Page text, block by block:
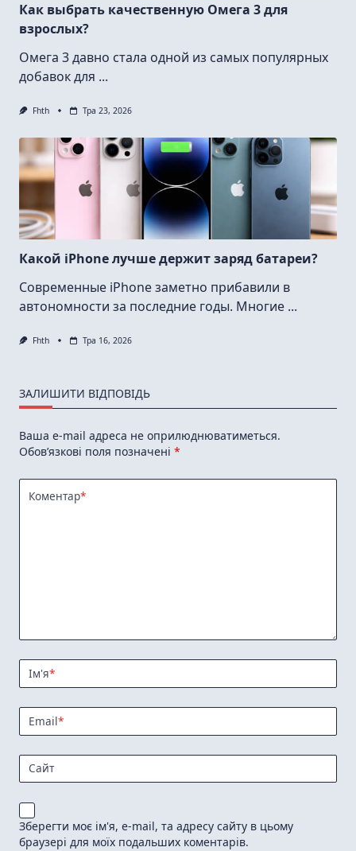
Как выбрать качественную Омега 3 для
взрослых?
Омега 3 давно стала одной из самых популярных
добавок для ...
Fhth Тра 23, 2026
Какой iPhone лучше держит заряд батареи?
Современные iPhone заметно прибавили в
автономности за последние годы. Многие ...
Fhth Тра 16, 2026
ЗАЛИШИТИ ВІДПОВІДЬ
Ваша e-mail адреса не оприлюднюватиметься.
Обов’язкові поля позначені *
Коментар*
Ім'я*
Email*
Сайт
Зберегти моє ім'я, e-mail, та адресу сайту в цьому
браузері для моїх подальших коментарів.